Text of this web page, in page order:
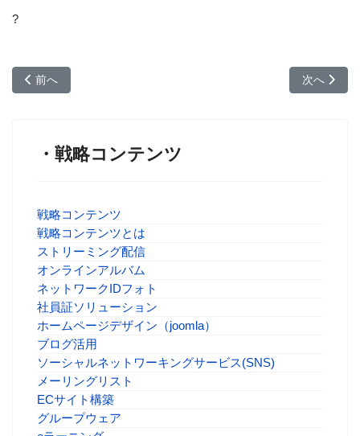
?
前の記事へ: ブログ活用
前へ 次の記事
次へ
・戦略コンテンツ
戦略コンテンツ
戦略コンテンツとは
ストリーミング配信
オンラインアルバム
ネットワークIDフォト
社員証ソリューション
ホームページデザイン（joomla）
ブログ活用
ソーシャルネットワーキングサービス(SNS)
メーリングリスト
ECサイト構築
グループウェア